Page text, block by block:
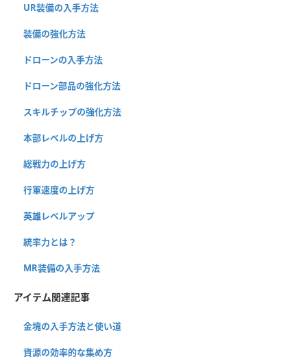
UR装備の入手方法
装備の強化方法
ドローンの入手方法
ドローン部品の強化方法
スキルチップの強化方法
本部レベルの上げ方
総戦力の上げ方
行軍速度の上げ方
英雄レベルアップ
統率力とは？
MR装備の入手方法
アイテム関連記事
金塊の入手方法と使い道
資源の効率的な集め方